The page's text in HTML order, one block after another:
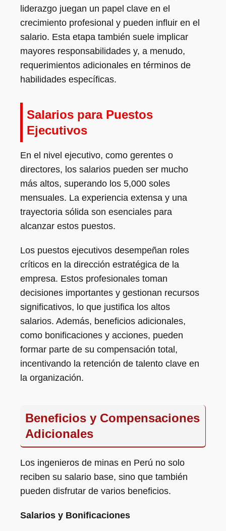
liderazgo juegan un papel clave en el
crecimiento profesional y pueden influir en el
salario. Esta etapa también suele implicar
mayores responsabilidades y, a menudo,
requerimientos adicionales en términos de
habilidades específicas.
Salarios para Puestos
Ejecutivos
En el nivel ejecutivo, como gerentes o
directores, los salarios pueden ser mucho
más altos, superando los 5,000 soles
mensuales. La experiencia extensa y una
trayectoria sólida son esenciales para
alcanzar estos puestos.
Los puestos ejecutivos desempeñan roles
críticos en la dirección estratégica de la
empresa. Estos profesionales toman
decisiones importantes y gestionan recursos
significativos, lo que justifica los altos
salarios. Además, beneficios adicionales,
como bonificaciones y acciones, pueden
formar parte de su compensación total,
incentivando la retención de talento clave en
la organización.
Beneficios y Compensaciones
Adicionales
Los ingenieros de minas en Perú no solo
reciben su salario base, sino que también
pueden disfrutar de varios beneficios.
Salarios y Bonificaciones